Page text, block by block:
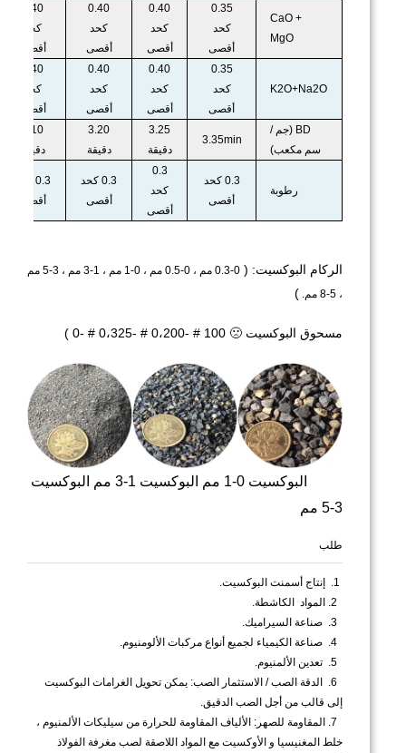
CaO +
MgO
0.35
كحد
أقصى
0.40
كحد
أقصى
0.40
كحد
أقصى
0.40
كحد
أقصى
K2O+Na2O
0.35
كحد
أقصى
0.40
كحد
أقصى
0.40
كحد
أقصى
0.40
كحد
أقصى
BD (جم /
سم مكعب)
3.35min
3.25
دقيقة
3.20
دقيقة
3.10
دقيقة
رطوبة
0.3 كحد
أقصى
0.3
كحد
أقصى
0.3 كحد
أقصى
أقصى
الركام البوكسيت: (
0-0.3 مم ، 0-0.5 مم ، 0-1 مم ، 1-3 مم ، 3-5 مم
، 5-8 مم.
)
مسحوق البوكسيت 🙁 100 # -0،200 # -0،325 # -0 )
البوكسيت 0-1 مم البوكسيت 1-3 مم البوكسيت
3-5 مم
طلب
1.
إنتاج أسمنت البوكسيت.
الكاشطة.
صناعة السيراميك.
صناعة الكيمياء لجميع أنواع مركبات الألومنيوم.
تعدين الألمنيوم.
الدقة الصب / الاستثمار الصب: يمكن تحويل الغرامات البوكسيت
إلى قالب من أجل الصب الدقيق.
المقاومة للصهر: الألياف المقاومة للحرارة من سيليكات الألمنيوم ،
خلط المغنيسيا و الأوكسيت مع المواد اللاصقة لصب مغرفة الفولاذ